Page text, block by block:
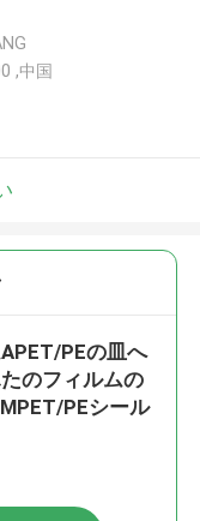
,中国
PEの皿へ
のフィルムの
PEシール